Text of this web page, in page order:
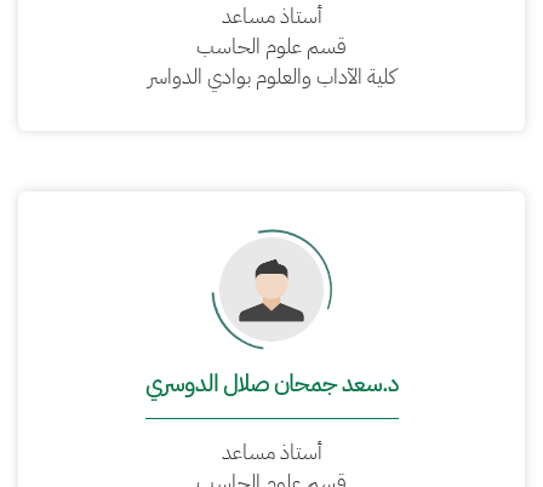
أستاذ مساعد
قسم علوم الحاسب
كلية الآداب والعلوم بوادي الدواسر
د.سعد جمحان صلال الدوسري
أستاذ مساعد